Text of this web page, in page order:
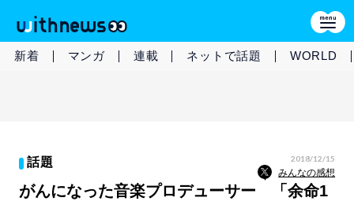
新着 マンガ 連載 ネットで話題 WORLD
話題 2018/12/15
みんなの感想
がんになった音楽プロデューサー 「余命1